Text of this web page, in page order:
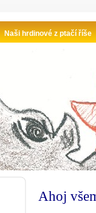
Ahoj
Naši hrdinové z ptačí říše